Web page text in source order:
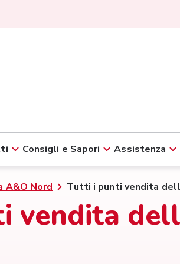
Consigli e Sapori Assistenza
A&O Nord Tutti i punti vendita
vendita